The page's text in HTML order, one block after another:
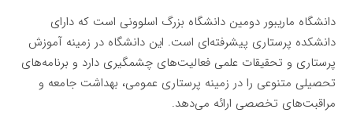
دانشگاه ماریبور دومین دانشگاه بزرگ اسلوونی است که دارای
دانشکده پرستاری پیشرفته‌ای است. این دانشگاه در زمینه آموزش
پرستاری و تحقیقات علمی فعالیت‌های چشمگیری دارد و برنامه‌های
تحصیلی متنوعی را در زمینه پرستاری عمومی، بهداشت جامعه و
مراقبت‌های تخصصی ارائه می‌دهد.